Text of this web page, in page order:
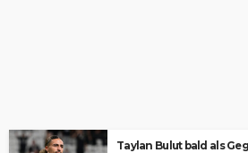
Taylan Bulut bald als